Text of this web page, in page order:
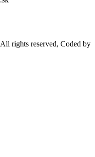
rights reserved, Coded by